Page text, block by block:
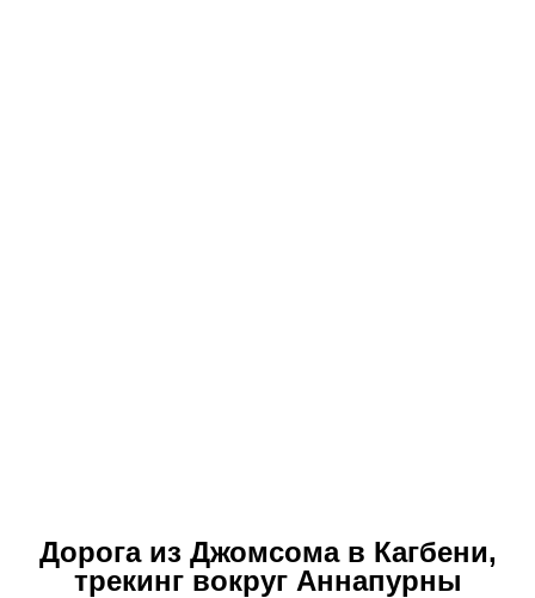
Дорога из Джомсома в Кагбени,
трекинг вокруг Аннапурны